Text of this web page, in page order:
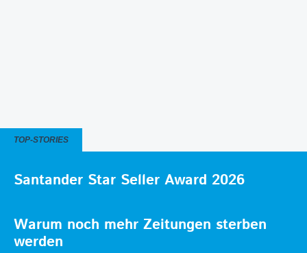
TOP-STORIES
Santander Star Seller Award 2026
Warum noch mehr Zeitungen sterben
werden